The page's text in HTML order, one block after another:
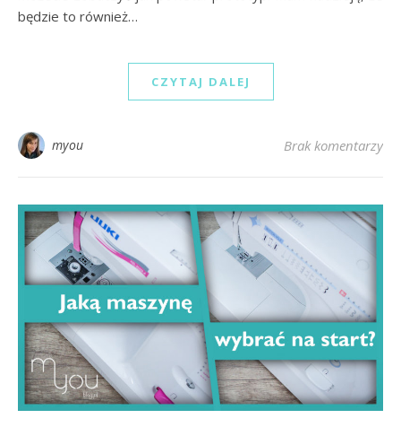
będzie to również…
CZYTAJ DALEJ
myou Brak komentarzy